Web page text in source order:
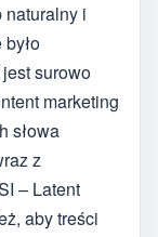
naturalny i
surowo
marketing
słowa
z
– Latent
aby treści